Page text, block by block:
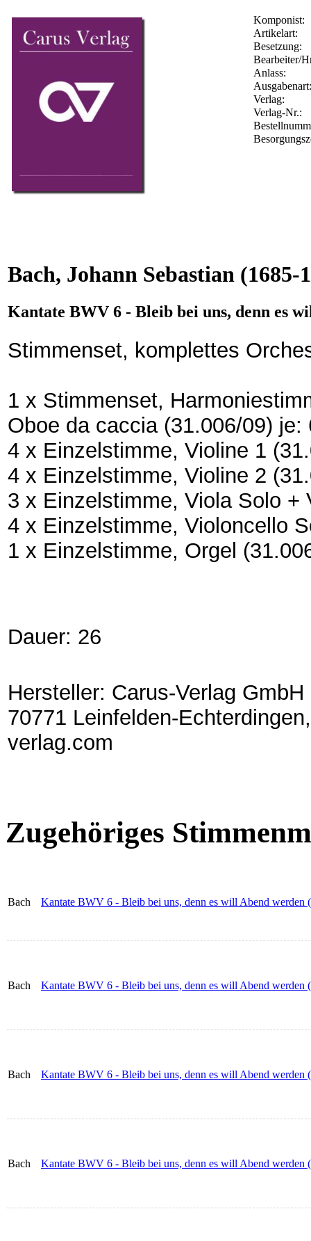
Komponist:
Artikelart:
Besetzung:
Bearbeiter/
Anlass:
Ausgabenart:
Verlag:
Verlag-Nr.:
Bach, Johann Sebastian (1685-
Kantate BWV 6 - Bleib bei uns, denn es
Stimmenset, komplettes
1 x Stimmenset,
Oboe da caccia (31.006/09) je:
4 x Einzelstimme, Violine 1
4 x Einzelstimme, Violine 2
3 x Einzelstimme, Viola Solo +
4 x Einzelstimme, Violoncello
1 x Einzelstimme, Orgel
Dauer: 26
Hersteller: Carus-Verlag
70771 Leinfelden-
verlag.com
Zugehöriges
Bach Kantate BWV 6 - Bleib bei uns, denn es will Abend werden
Bach Kantate BWV 6 - Bleib bei uns, denn es will Abend werden
Bach Kantate BWV 6 - Bleib bei uns, denn es will Abend werden
Bach Kantate BWV 6 - Bleib bei uns, denn es will Abend werden